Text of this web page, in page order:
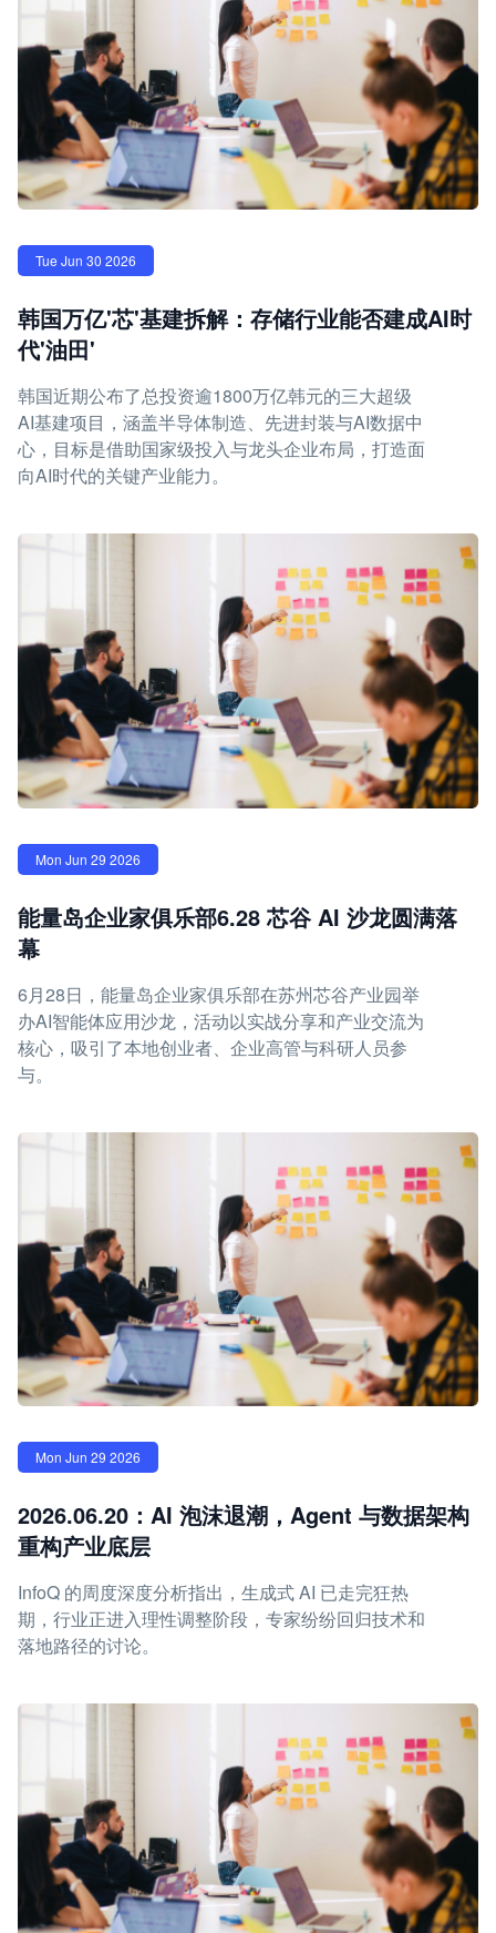
Tue Jun 30 2026
韩国万亿'芯'基建拆解：存储行业能否建成AI时
代'油田'
韩国近期公布了总投资逾1800万亿韩元的三大超级
AI基建项目，涵盖半导体制造、先进封装与AI数据中
心，目标是借助国家级投入与龙头企业布局，打造面
向AI时代的关键产业能力。
Mon Jun 29 2026
能量岛企业家俱乐部6.28 芯谷 AI 沙龙圆满落
幕
6月28日，能量岛企业家俱乐部在苏州芯谷产业园举
办AI智能体应用沙龙，活动以实战分享和产业交流为
核心，吸引了本地创业者、企业高管与科研人员参
与。
Mon Jun 29 2026
2026.06.20：AI 泡沫退潮，Agent 与数据架构
重构产业底层
InfoQ 的周度深度分析指出，生成式 AI 已走完狂热
期，行业正进入理性调整阶段，专家纷纷回归技术和
落地路径的讨论。